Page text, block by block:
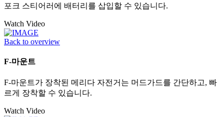
포크 스티어러에 배터리를 삽입할 수 있습니다.
Watch Video
Back to overview
F-마운트
F-마운트가 장착된 메리다 자전거는 머드가드를 간단하고, 빠
르게 장착할 수 있습니다.
Watch Video